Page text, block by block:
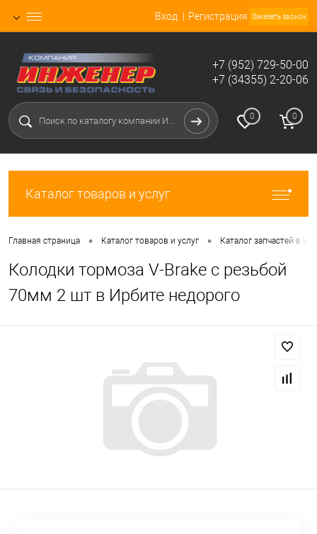
Вход Регистрация Заказать звонок
+7 (952) 729-50-00
+7 (34355) 2-20-06
0 0
Каталог товаров и услуг
Главная страница • Каталог товаров и услуг • Каталог запчастей в
Колодки тормоза V-Brake с резьбой
70мм 2 шт в Ирбите недорого